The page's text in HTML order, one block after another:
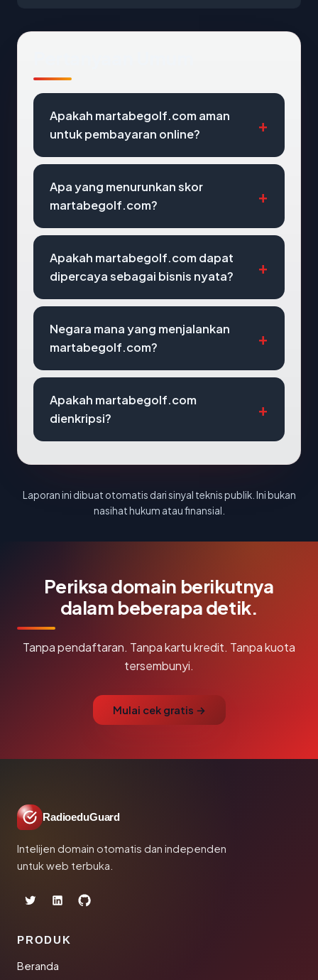
Apakah martabegolf.com aman
untuk pembayaran online?
Apa yang menurunkan skor
martabegolf.com?
Apakah martabegolf.com dapat
dipercaya sebagai bisnis nyata?
Negara mana yang menjalankan
martabegolf.com?
Apakah martabegolf.com
dienkripsi?
Laporan ini dibuat otomatis dari sinyal teknis publik. Ini bukan
nasihat hukum atau finansial.
Periksa domain berikutnya
dalam beberapa detik.
Tanpa pendaftaran. Tanpa kartu kredit. Tanpa kuota
tersembunyi.
Mulai cek gratis →
RadioeduGuard
Intelijen domain otomatis dan independen
untuk web terbuka.
PRODUK
Beranda